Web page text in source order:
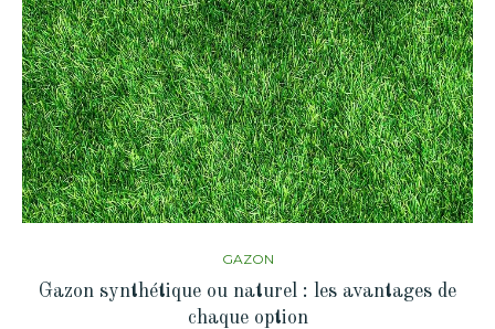
GAZON
Gazon synthétique ou naturel : les avantages de
chaque option